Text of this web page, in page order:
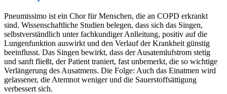
Pneumissimo ist ein Chor für Menschen, die an COPD erkrankt
sind. Wissenschaftliche Studien belegen, dass sich das Singen,
selbstverständlich unter fachkundiger Anlleitung, positiv auf die
Lungenfunktion auswirkt und den Verlauf der Krankheit günstig
beeinflusst. Das Singen bewirkt, dass der Ausatemlufstrom stetig
und sanft fließt, der Patient traniert, fast unbemerkt, die so wichtige
Verlängerung des Ausatmens. Die Folge: Auch das Einatmen wird
gelassener, die Atemnot weniger und die Sauerstoffsättigung
verbessert sich.